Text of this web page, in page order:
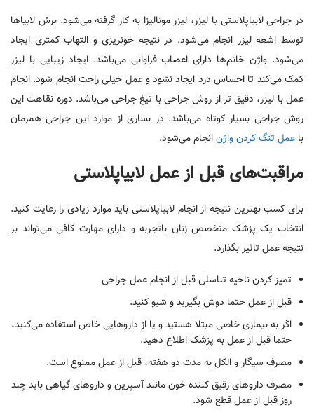
در جراحی لابیاپلاستی با لیزر، لیزر مونالیزا به کار گرفته می‌شود. برش لابیا‌ها
توسط اشعه لیزر انجام می‌شود. در نتیجه خونریزی و التهاب کمتری ایجاد
می‌شود. واژن خانم‌ها دارای اعصاب فراوانی می‌باشد. ایجاد زیبایی با لیزر
کمک می‌کند تا احساس درد ایجاد نشود و عمل خیلی راحت انجام شود. انجام
عمل با لیزر، دقیق تر از روش جراحی با تیغ جراحی می‌باشد. دوره نقاهت این
روش جراحی بسیار کوتاه می‌باشد. در بساری از موارد این جراحی همرمان
با عمل تنگ کردن واژنانجام می‌شود.
مراقبت‌های قبل از عمل لابیاپلاستی
برای کسب بهترین نتیجه از انجام لابیاپلاستی باید موارد زیادی را رعایت کنید.
انتخاب یک پزشک متخصص زنان باتجربه و دارای مهارت کافی می‌تواند بر
نتیجه عمل تاثیر بگذارد.
تمیز کردن ناحیه تناسلی قبل از انجام عمل جراحی
قبل از عمل حتما دوش بگیرید و شیو کنید.
اگر به بیماری خاصی مبتلا هستید و یا از داروهایی خاص استفاده می‌کنید،
حتما قبل از عمل به پزشک اطلاع دهید.
مصرف سیگار و الکل به مدت دو هفته، قبل از عمل ممنوع است.
مصرف داروهای رقیق کننده خون مانند آسپرین و داروهای گیاهی باید چند
روز قبل از عمل قطع شود.